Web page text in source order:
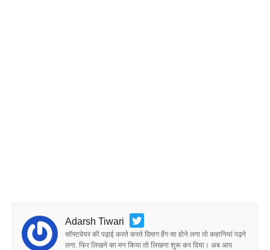
Adarsh Tiwari
सॉफ्टवेयर की पढ़ाई करते करते दिमाग हैंग सा होने लगा तो कहानियां पढ़ने
लगा. फिर लिखने का मन किया तो लिखना शुरू कर दिया। अब आप